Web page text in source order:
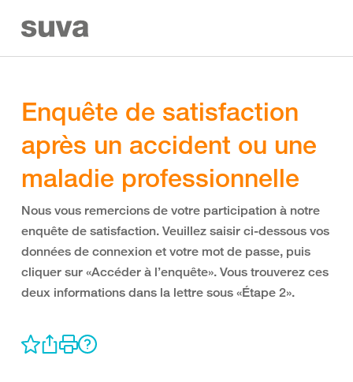
Enquête de satisfaction
après un accident ou une
maladie professionnelle
Nous vous remercions de votre participation à notre
enquête de satisfaction. Veuillez saisir ci-dessous vos
données de connexion et votre mot de passe, puis
cliquer sur «Accéder à l’enquête». Vous trouverez ces
deux informations dans la lettre sous «Étape 2».